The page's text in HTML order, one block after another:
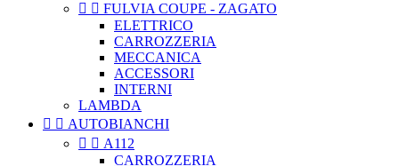
  FULVIA COUPE - ZAGATO
ELETTRICO
CARROZZERIA
MECCANICA
ACCESSORI
INTERNI
LAMBDA
  AUTOBIANCHI
  A112
CARROZZERIA